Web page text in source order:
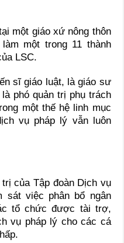
một giáo xứ nông thôn
một trong 11 thành
LSC.
sĩ giáo luật, là giáo sư
phó quản trị phụ trách
một thế hệ linh mục
vụ pháp lý vẫn luôn
của Tập đoàn Dịch vụ
sát việc phân bổ ngân
tổ chức được tài trợ,
vụ pháp lý cho các cá